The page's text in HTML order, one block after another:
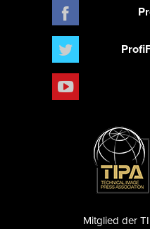
Mitglied der